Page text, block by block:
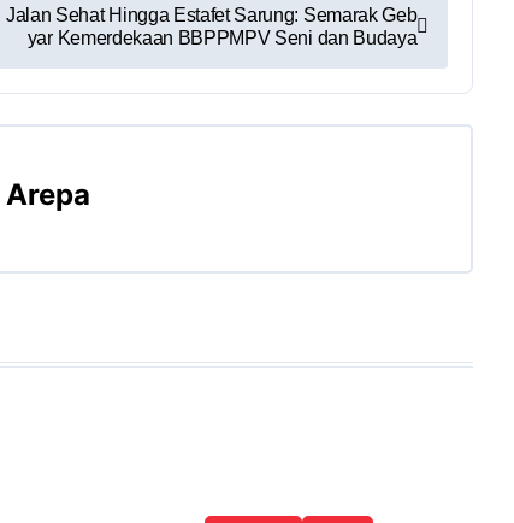
Jalan Sehat Hingga Estafet Sarung: Semarak Geb
yar Kemerdekaan BBPPMPV Seni dan Budaya
Arepa